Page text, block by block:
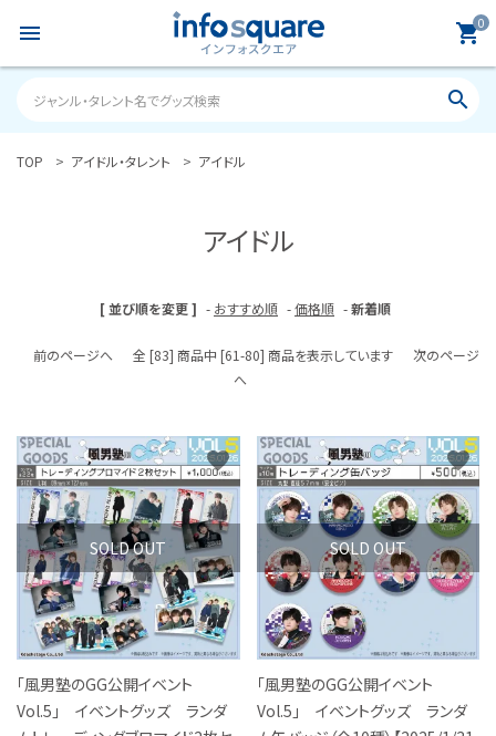
menu 0
shopping_cart
search
雑誌
S Cawaii! ME
声優写真集・フォトブック
声優グッズ
グラビア
アイドル・タレント
TOP アイドル・タレント アイドル
アイドル
[ 並び順を変更 ] - おすすめ順 -価格順 -新着順
前のページへ 全 [83] 商品中 [61-80] 商品を表示しています
次のページ
へ
SOLD OUT
「風男塾のGG公開イベント
Vol.5」 イベントグッズ ランダ
favorite
SOLD OUT
「風男塾のGG公開イベント
Vol.5」 イベントグッズ ランダ
favorite